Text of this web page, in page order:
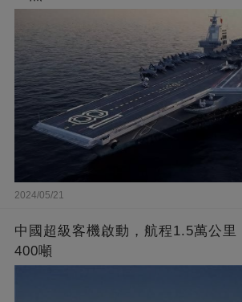
2024/05/21
中國超級客機啟動，航程1.5萬公里
400噸